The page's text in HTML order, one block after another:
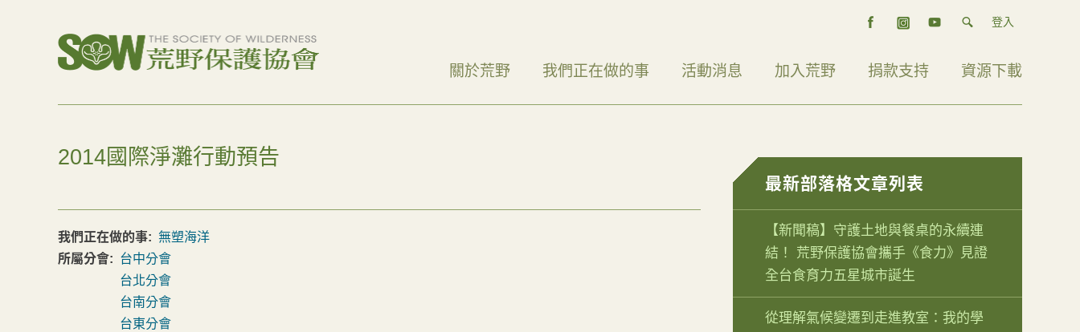
登入
關於荒野 我們正在做的事 活動消息 加入荒野 捐款支持 資源下載
2014國際淨灘行動預告
我們正在做的事: 無塑海洋
所屬分會: 台中分會
台北分會
台南分會
台東分會
最新部落格文章列表
【新聞稿】守護土地與餐桌的永續連
結！ 荒野保護協會攜手《食力》見證
全台食育力五星城市誕生
從理解氣候變遷到走進教室：我的學